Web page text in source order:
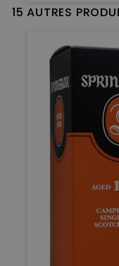
15 AUTRES